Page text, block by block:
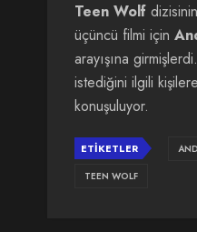
Teen Wolf
üçüncü filmi için
arayışına
istediğini ilgili
konuşuluyor.
ETIKETLER
TEEN WOLF